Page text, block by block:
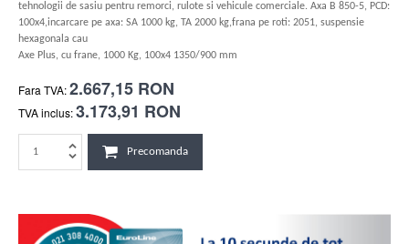
tehnologii de sasiu pentru remorci, rulote si vehicule comerciale. Axa B 850-5, PCD:
100x4,incarcare pe axa: SA 1000 kg, TA 2000 kg,frana pe roti: 2051, suspensie
hexagonala cau
Axe Plus, cu frane, 1000 Kg, 100x4 1350/900 mm
Fara TVA:2.667,15 RON
TVA inclus:3.173,91 RON
Precomanda